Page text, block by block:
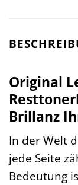
Original
Brillanz
In der Welt
jede Seite
Bedeutung